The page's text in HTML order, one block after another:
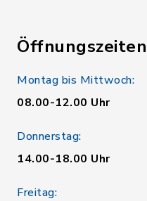
Öffnungszeiten
Montag bis Mittwoch:
08.00-12.00 Uhr
Donnerstag:
14.00-18.00 Uhr
Freitag: